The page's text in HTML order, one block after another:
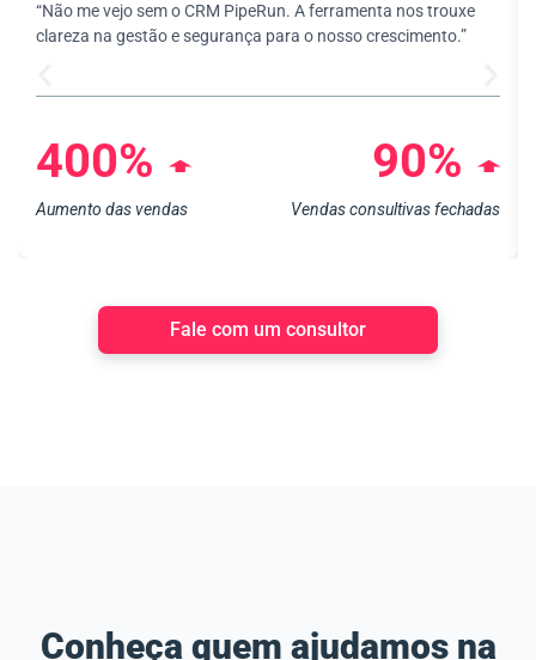
“Não me vejo sem o CRM PipeRun. A ferramenta nos trouxe
clareza na gestão e segurança para o nosso crescimento.”
400% ➧
Aumento das vendas
90% ➧
Vendas consultivas fechadas
Fale com um consultor
Conheça quem ajudamos na